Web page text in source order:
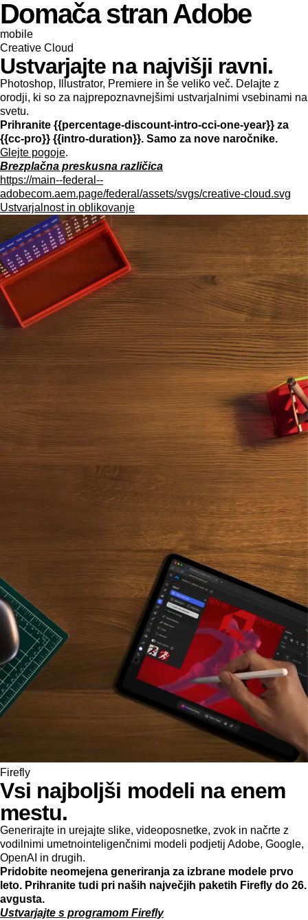
Domača stran Adobe
mobile
Creative Cloud
Ustvarjajte na najvišji ravni.
Photoshop, Illustrator, Premiere in še veliko več. Delajte z
orodji, ki so za najprepoznavnejšimi ustvarjalnimi vsebinami na
svetu.
Prihranite {{percentage-discount-intro-cci-one-year}} za
{{cc-pro}} {{intro-duration}}. Samo za nove naročnike.
Glejte pogoje.
Brezplačna preskusna različica
https://main--federal--
adobecom.aem.page/federal/assets/svgs/creative-cloud.svg
Ustvarjalnost in oblikovanje
Firefly
Vsi najboljši modeli na enem
mestu.
Generirajte in urejajte slike, videoposnetke, zvok in načrte z
vodilnimi umetnointeligenčnimi modeli podjetij Adobe, Google,
OpenAI in drugih.
Pridobite neomejena generiranja za izbrane modele prvo
leto. Prihranite tudi pri naših največjih paketih Firefly do 26.
avgusta.
Ustvarjajte s programom Firefly